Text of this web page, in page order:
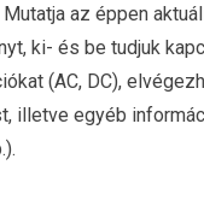
az éppen
ki- és be tudjuk
(AC, DC),
illetve egyéb